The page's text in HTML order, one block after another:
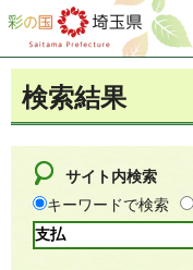
彩の国 埼玉県
検索結果
サイト内検索
キーワードで検索